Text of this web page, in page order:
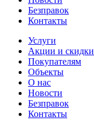
Безправок
Контакты
Услуги
Акции и скидки
Покупателям
Объекты
О нас
Новости
Безправок
Контакты